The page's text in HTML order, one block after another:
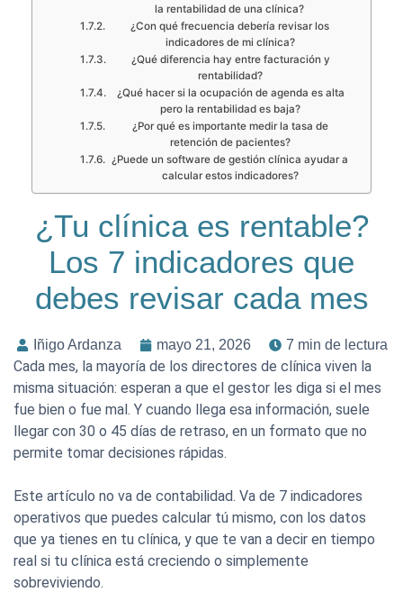
la rentabilidad de una clínica?
¿Con qué frecuencia debería revisar los
indicadores de mi clínica?
¿Qué diferencia hay entre facturación y
rentabilidad?
¿Qué hacer si la ocupación de agenda es alta
pero la rentabilidad es baja?
¿Por qué es importante medir la tasa de
retención de pacientes?
¿Puede un software de gestión clínica ayudar a
calcular estos indicadores?
¿Tu clínica es rentable?
Los 7 indicadores que
debes revisar cada mes
Iñigo Ardanza mayo 21, 2026 7 min de lectura
Cada mes, la mayoría de los directores de clínica viven la
misma situación: esperan a que el gestor les diga si el mes
fue bien o fue mal. Y cuando llega esa información, suele
llegar con 30 o 45 días de retraso, en un formato que no
permite tomar decisiones rápidas.
Este artículo no va de contabilidad. Va de 7 indicadores
operativos que puedes calcular tú mismo, con los datos
que ya tienes en tu clínica, y que te van a decir en tiempo
real si tu clínica está creciendo o simplemente
sobreviviendo.